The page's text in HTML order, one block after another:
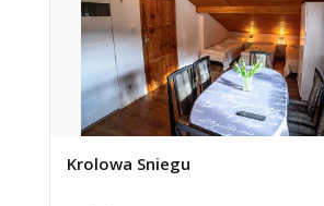
Krolowa Sniegu